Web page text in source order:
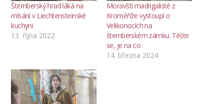
Šternberský hrad láká na
mlsání v Liechtensteinské
kuchyni
13. října 2022
Moravští madrigalisté z
Kroměříže vystoupí o
Velikonocích na
šternberském zámku. Těšte
se, je na co
14. března 2024